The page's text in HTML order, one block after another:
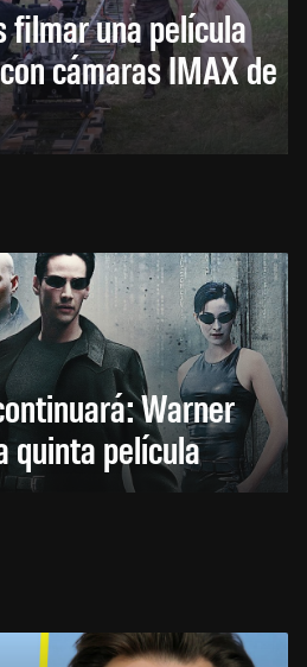
filmar una película
cámaras IMAX de
Warner
quinta película